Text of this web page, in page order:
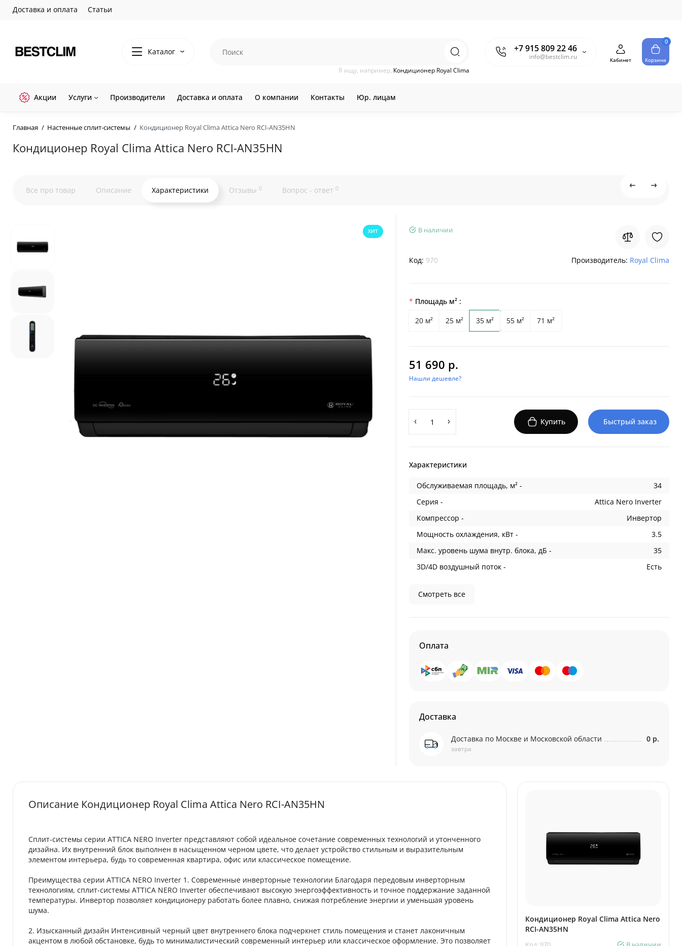
Доставка и оплата Статьи
Каталог +7 915 809 22 46
info@bestclim.ru
Я ищу, например, Кондиционер Royal Clima
Кабинет
0
Корзина
Акции Услуги Производители Доставка и оплата О компании Контакты Юр. лицам
Главная Настенные сплит-системы Кондиционер Royal Clima Attica Nero RCI-AN35HN
Кондиционер Royal Clima Attica Nero RCI-AN35HN
Все про товар Описание Характеристики Отзывы 0 Вопрос - ответ 0
ХИТ В наличии
Код: 970 Производитель: Royal Clima
Площадь м² :
20 м²
25 м² 35 м² 55 м² 71 м²
51 690 р.
Нашли дешевле?
Купить Быстрый заказ
Характеристики
Обслуживаемая площадь, м² -
34
Серия -
Attica Nero Inverter
Компрессор -
Инвертор
Мощность охлаждения, кВт -
3.5
Макс. уровень шума внутр. блока, дБ -
35
3D/4D воздушный поток -
Есть
Смотреть все
Оплата
Доставка
Доставка по Москве и Московской области
завтра
0 р.
Описание Кондиционер Royal Clima Attica Nero RCI-AN35HN
Сплит-системы серии ATTICA NERO Inverter представляют собой идеальное сочетание современных технологий и утонченного
дизайна. Их внутренний блок выполнен в насыщенном черном цвете, что делает устройство стильным и выразительным
элементом интерьера, будь то современная квартира, офис или классическое помещение.
Преимущества серии ATTICA NERO Inverter 1. Современные инверторные технологии Благодаря передовым инверторным
технологиям, сплит-системы ATTICA NERO Inverter обеспечивают высокую энергоэффективность и точное поддержание заданной
температуры. Инвертор позволяет кондиционеру работать более плавно, снижая потребление энергии и уменьшая уровень
шума.
2. Изысканный дизайн Интенсивный черный цвет внутреннего блока подчеркнет стиль помещения и станет лаконичным
акцентом в любой обстановке, будь то минималистический современный интерьер или классическое оформление. Это позволяет
Кондиционер Royal Clima Attica Nero
RCI-AN35HN